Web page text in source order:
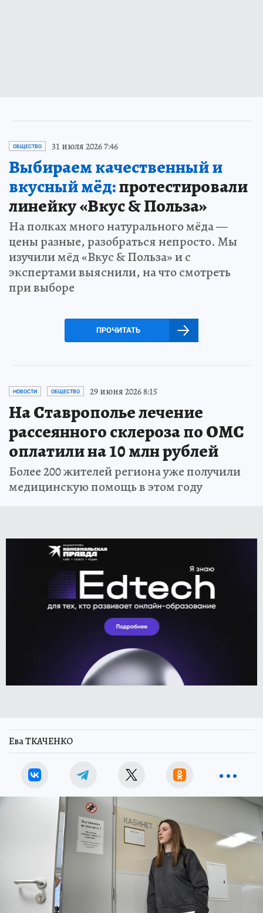
ОБЩЕСТВО 31 июля 2026 7:46
Выбираем качественный и
вкусный мёд:протестировали
линейку «Вкус & Польза»
На полках много натурального мёда —
цены разные, разобраться непросто. Мы
изучили мёд «Вкус & Польза» и с
экспертами выяснили, на что смотреть
при выборе
ПРОЧИТАТЬ
НОВОСТИ ОБЩЕСТВО 29 июня 2026 8:15
На Ставрополье лечение
рассеянного склероза по ОМС
оплатили на 10 млн рублей
Более 200 жителей региона уже получили
медицинскую помощь в этом году
Ева ТКАЧЕНКО